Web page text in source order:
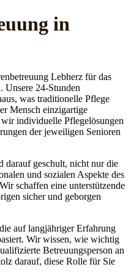
in
Lebherz für das
Unsere 24-Stunden
was traditionelle Pflege
Mensch einzigartige
individuelle Pflegelösungen
der jeweiligen Senioren
darauf geschult, nicht nur die
und sozialen Aspekte des
schaffen eine unterstützende
sicher und geborgen
auf langjähriger Erfahrung
Wir wissen, wie wichtig
Betreuungsperson an
darauf, diese Rolle für Sie